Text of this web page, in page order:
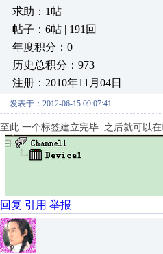
求助：1帖
帖子：6帖 | 191回
年度积分：0
历史总积分：973
注册：2010年11月04日
发表于：2012-06-15 09:07:41
至此 一个标签建立完毕 之后就可以
回复 引用 举报